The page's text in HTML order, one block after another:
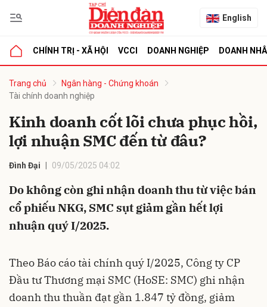
English
CHÍNH TRỊ - XÃ HỘI VCCI DOANH NGHIỆP DOANH
Trang chủ
Ngân hàng - Chứng khoán
Tài chính doanh nghiệp
Kinh doanh cốt lõi chưa phục hồi,
lợi nhuận SMC đến từ đâu?
Đình Đại 09/05/2025 04:02
Do không còn ghi nhận doanh thu từ việc bán
cổ phiếu NKG, SMC sụt giảm gần hết lợi
nhuận quý I/2025.
Theo Báo cáo tài chính quý I/2025, Công ty CP
Đầu tư Thương mại SMC (HoSE: SMC) ghi nhận
doanh thu thuần đạt gần 1.847 tỷ đồng, giảm
luận